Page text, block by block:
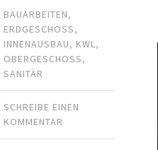
BAUARBEITEN,
ERDGESCHOSS,
INNENAUSBAU, KWL,
OBERGESCHOSS,
SANITÄR
SCHREIBE EINEN
KOMMENTAR